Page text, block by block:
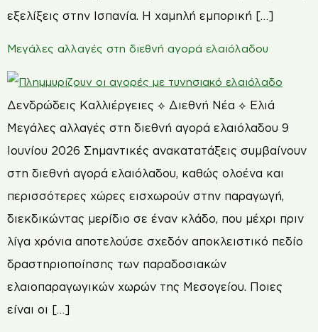
εξελίξεις στην Ισπανία. Η χαμηλή εμπορική […]
Μεγάλες αλλαγές στη διεθνή αγορά ελαιόλαδου
Δενδρώδεις Καλλιέργειες ⟡ Διεθνή Νέα ⟡ Ελιά
Μεγάλες αλλαγές στη διεθνή αγορά ελαιόλαδου 9
Ιουνίου 2026 Σημαντικές ανακατατάξεις συμβαίνουν
στη διεθνή αγορά ελαιόλαδου, καθώς ολοένα και
περισσότερες χώρες εισχωρούν στην παραγωγή,
διεκδικώντας μερίδιο σε έναν κλάδο, που μέχρι πριν
λίγα χρόνια αποτελούσε σχεδόν αποκλειστικό πεδίο
δραστηριοποίησης των παραδοσιακών
ελαιοπαραγωγικών χωρών της Μεσογείου. Ποιες
είναι οι […]